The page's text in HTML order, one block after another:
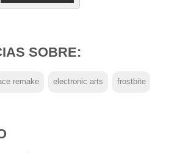
SOBRE:
remake electronic arts frostbite